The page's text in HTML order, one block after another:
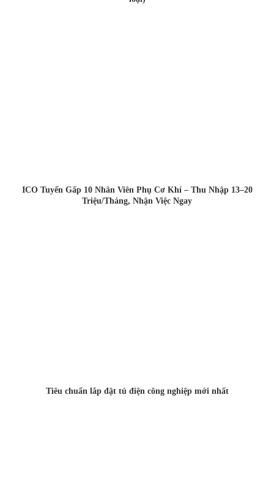
ICO Tuyển Gấp 10 Nhân Viên Phụ Cơ Khí – Thu Nhập 13–20
Triệu/Tháng, Nhận Việc Ngay
Tiêu chuẩn lắp đặt tủ điện công nghiệp mới nhất